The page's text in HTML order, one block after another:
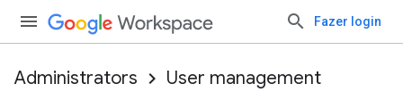
Fazer login
Administrators User management